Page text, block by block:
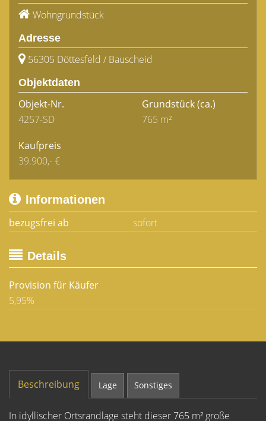
Wohngrundstück
Adresse
56305 Döttesfeld / Bauscheid
Objektdaten
Objekt-Nr.
4257-SD
Grundstück(ca.)
765 m²
Kaufpreis
39.900,- €
Informationen
bezugsfrei ab
sofort
Details
Provision für Käufer
5,95%
Beschreibung Lage Sonstiges
In idyllischer Ortsrandlage steht dieser 765 m² große